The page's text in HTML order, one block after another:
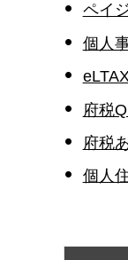
ペイ
個人
府税
府税
個人